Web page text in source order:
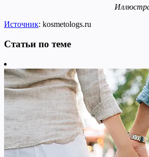
Источник: kosmetologs.ru
Статьи по теме